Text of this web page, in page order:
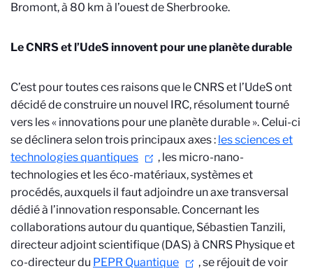
Bromont, à 80 km à l’ouest de Sherbrooke.
Le CNRS et l’UdeS innovent pour une planète durable
C’est pour toutes ces raisons que le CNRS et l’UdeS ont
décidé de construire un nouvel IRC, résolument tourné
vers les « innovations pour une planète durable ». Celui-ci
se déclinera selon trois principaux axes : les sciences et
technologies quantiques
, les micro-nano-
technologies et les éco-matériaux, systèmes et
procédés, auxquels il faut adjoindre un axe transversal
dédié à l’innovation responsable. Concernant les
collaborations autour du quantique, Sébastien Tanzili,
directeur adjoint scientifique (DAS) à CNRS Physique et
co-directeur du PEPR Quantique
, se réjouit de voir